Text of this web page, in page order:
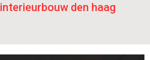
interieurbouw den haag